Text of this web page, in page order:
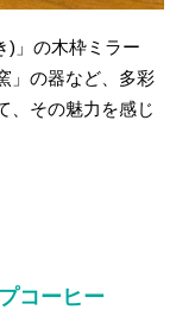
)」の木枠ミラー
」の器など、多彩
、その魅力を感じ
コーヒー